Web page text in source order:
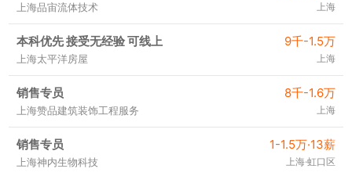
上海品宙流体技术 上海
本科优先 接受无经验 可线上 9千-1.5万
上海太平洋房屋 上海
销售专员 8千-1.6万
上海赞品建筑装饰工程服务 上海
销售专员 1-1.5万·13薪
上海神内生物科技 上海·虹口区